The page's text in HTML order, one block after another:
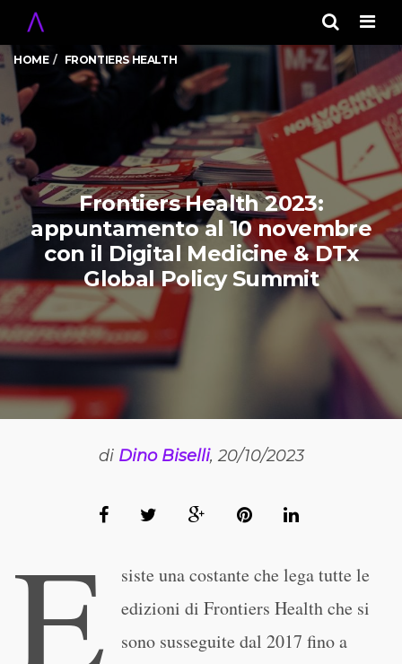
HOME FRONTIERS HEALTH
Frontiers Health 2023:
appuntamento al 10 novembre
con il Digital Medicine & DTx
Global Policy Summit
di Dino Biselli, 20/10/2023
E
siste una costante che lega tutte le
edizioni di Frontiers Health che si
sono susseguite dal 2017 fino a